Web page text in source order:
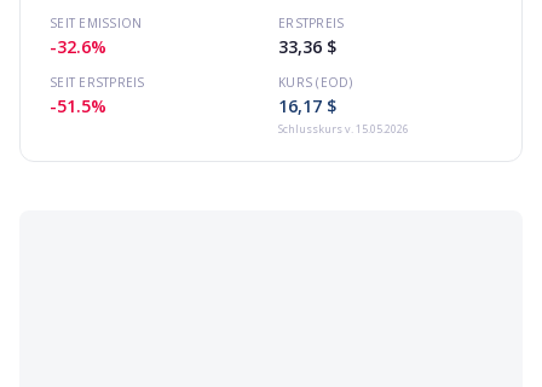
SEIT EMISSION
-32.6%
ERSTPREIS
33,36 $
SEIT ERSTPREIS
-51.5%
KURS (EOD)
16,17 $
Schlusskursv. 15.05.2026